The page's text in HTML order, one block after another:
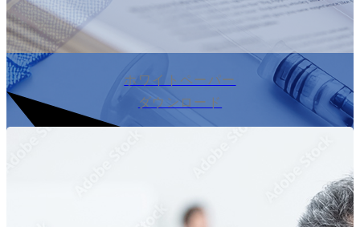
ホワイトペーパー
ダウンロード